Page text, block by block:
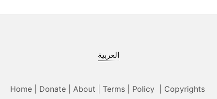
العربية
Home| Donate| About Terms| Policy Copyrights